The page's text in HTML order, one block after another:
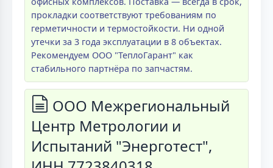
прокладки соответствуют требованиям по
герметичности и термостойкости. Ни одной
утечки за 3 года эксплуатации в 8 объектах.
Рекомендуем ООО "ТеплоГарант" как
стабильного партнёра по запчастям.
ООО Межрегиональный
Центр Метрологии и
Испытаний "Энерготест",